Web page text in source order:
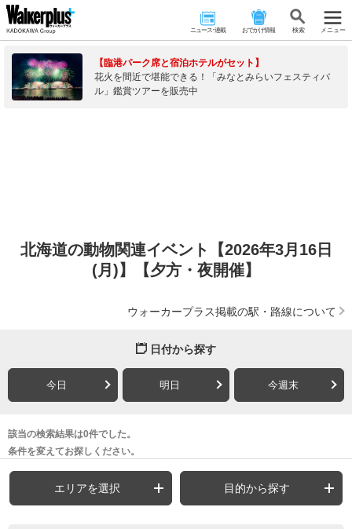
ニュース･連載 おでかけ情報 検 索 メニュー
【臨港パーク席と宿泊ホテルがセット】
花火を間近で堪能できる！「みなとみらいフェスティバ
ル」鑑賞ツアーを販売中
北海道の動物関連イベント【2026年3月16日
(月)】【夕方・夜開催】
ウォーカープラス掲載の駅・路線について
日付から探す
今日 明日 今週末
該当の検索結果は0件でした。
条件を変えてお探しください。
エリアを選択 目的から探す